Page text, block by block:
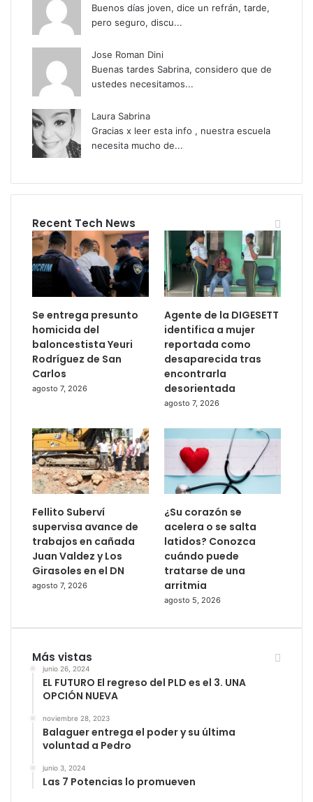
Buenos días joven, dice un refrán, tarde,
pero seguro, discu...
Jose Roman Dini
Buenas tardes Sabrina, considero que de
ustedes necesitamos...
Laura Sabrina
Gracias x leer esta info , nuestra escuela
necesita mucho de...
Recent Tech News
Se entrega presunto
homicida del
baloncestista Yeuri
Rodríguez de San
Carlos
agosto 7, 2026
Agente de la DIGESETT
identifica a mujer
reportada como
desaparecida tras
encontrarla
desorientada
agosto 7, 2026
Fellito Suberví
supervisa avance de
trabajos en cañada
Juan Valdez y Los
Girasoles en el DN
agosto 7, 2026
¿Su corazón se
acelera o se salta
latidos? Conozca
cuándo puede
tratarse de una
arritmia
agosto 5, 2026
Más vistas
junio 26, 2024
EL FUTURO El regreso del PLD es el 3. UNA
OPCIÓN NUEVA
noviembre 28, 2023
Balaguer entrega el poder y su última
voluntad a Pedro
junio 3, 2024
Las 7 Potencias lo promueven